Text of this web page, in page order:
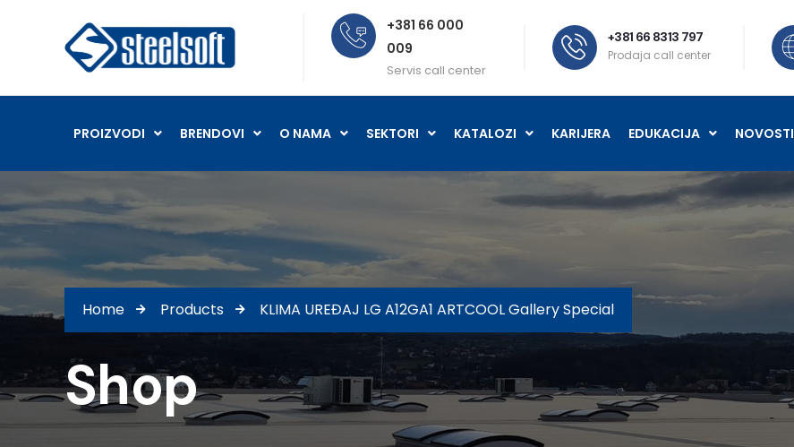
+381 66 000
009
Servis call center
+381 66 8313 797
Prodaja call center
PROIZVODI BRENDOVI O NAMA SEKTORI KATALOZI KARIJERA EDUKACIJA NOVOSTI
Home Products KLIMA UREĐAJ LG A12GA1 ARTCOOL Gallery Special
Shop